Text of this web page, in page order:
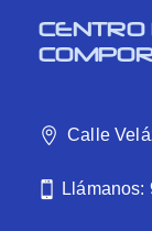
CENTRO
Calle
Llámanos: